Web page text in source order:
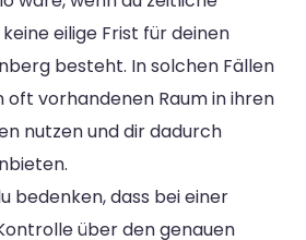
eilige Frist für deinen
besteht. In solchen Fällen
oft vorhandenen Raum in ihren
nutzen und dir dadurch
bedenken, dass bei einer
über den genauen